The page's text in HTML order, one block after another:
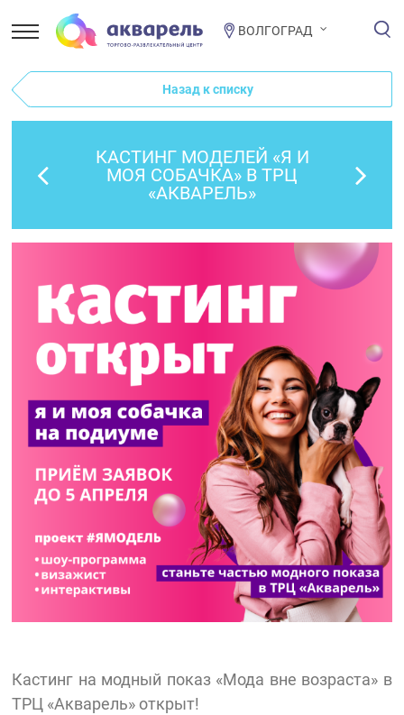
ВОЛГОГРАД
Назад к списку
КАСТИНГ МОДЕЛЕЙ «Я И
МОЯ СОБАЧКА» В ТРЦ
«АКВАРЕЛЬ»
Кастинг на модный показ «Мода вне возраста» в
ТРЦ «Акварель» открыт!